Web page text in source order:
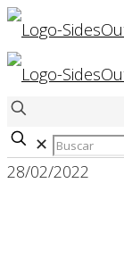
✕
28/02/2022